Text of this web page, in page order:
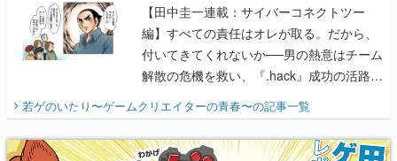
【田中圭一連載：サイバーコネクトツー
編】すべての責任はオレが取る。だから、
付いてきてくれないか──男の熱意はチーム
解散の危機を救い、『.hack』成功の活路を
開く。業界の快男児・松山 洋に流れる血は
『少年ジャンプ』色だった【若ゲのいた
り】
若ゲのいたり〜ゲームクリエイターの青春〜の記事一覧